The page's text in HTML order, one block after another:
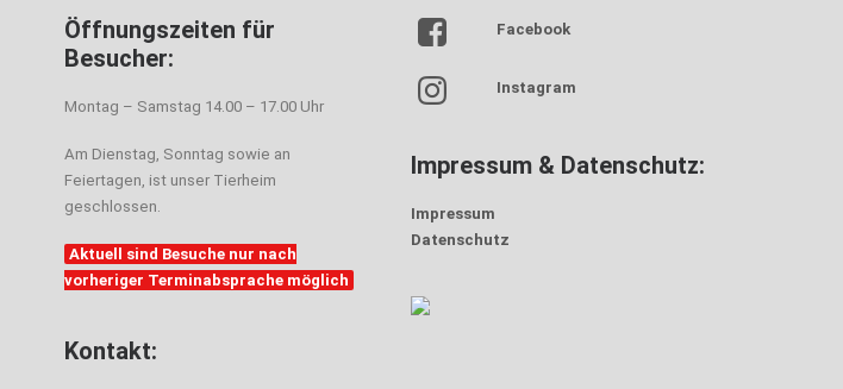
Öffnungszeiten für
Besucher:
Montag – Samstag 14.00 – 17.00 Uhr
Am Dienstag, Sonntag sowie an
Feiertagen, ist unser Tierheim
geschlossen.
Aktuell sind Besuche nur nach
vorheriger Terminabsprache möglich
Kontakt:
Facebook
Instagram
Impressum & Datenschutz:
Impressum
Datenschutz